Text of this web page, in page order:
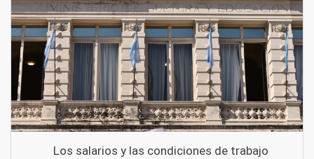
Los salarios y las condiciones de trabajo